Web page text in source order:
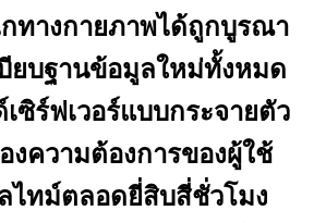
ทางกายภาพได้ถูกบูรณา
ยบฐานข้อมูลใหม่ทั้งหมด
ซิร์ฟเวอร์แบบกระจายตัว
ความต้องการของผู้ใช้
ไทม์ตลอดยี่สิบสี่ชั่วโมง